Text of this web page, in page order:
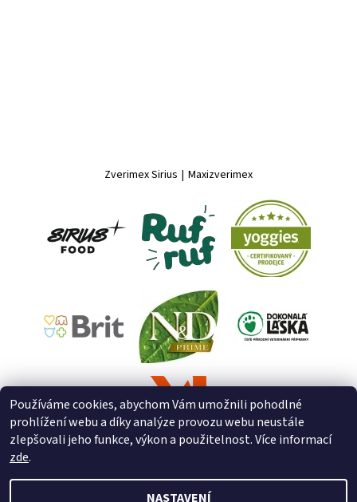
Zverimex Sirius | Maxizverimex
Používáme cookies, abychom Vám umožnili pohodlné
prohlížení webu a díky analýze provozu webu neustále
zlepšovali jeho funkce, výkon a použitelnost. Více informací
zde.
NASTAVENÍ